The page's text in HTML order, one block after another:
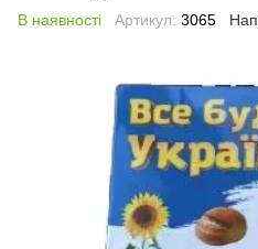
В наявності Артикул: 3065